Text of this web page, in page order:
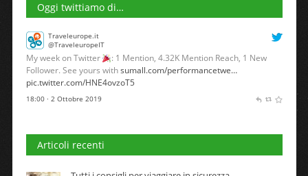
Oggi twittiamo di…
Traveleurope.it
@TraveleuropeIT
My week on Twitter
: 1 Mention, 4.32K Mention Reach, 1 New
Follower. See yours withsumall.com/performancetwe…
pic.twitter.com/HNE4ovzoT5
18:00 · 2 Ottobre 2019
Articoli recenti